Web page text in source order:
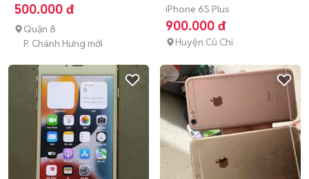
500.000 đ
Quận 8
P. Chánh Hưng mới
iPhone 6S Plus
900.000 đ
Huyện Củ Chi